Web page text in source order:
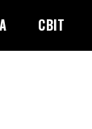
СВІТ